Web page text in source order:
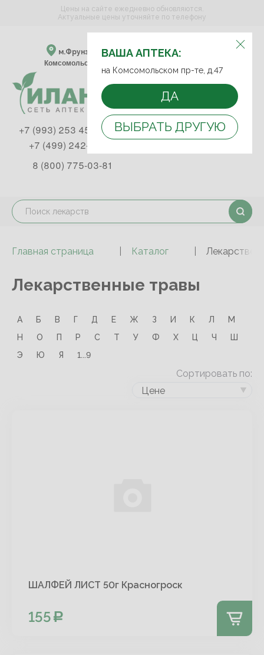
ВЫБЕРИТЕ АПТЕКУ:
м.Фрунзенская м.Спортивная
Комсомольский пр-т, д. 47
ВАША АПТЕКА:
на Комсомольском пр-те, д.47
ДА
ВЫБРАТЬ ДРУГУЮ
Цены на сайте ежедневно обновляются.
Актуальные цены уточняйте по телефону
+7 (993) 253 45 93
+7 (499) 242-90-85
8 (800) 775-03-81
Главная страница Каталог
Лекарственные травы
А Б В Г Д Е Ж З И К Л
М
Н
О П Р С Т У Ф Х Ц Ч
Ш
Э
Ю Я 1...9
Сортировать по:
Цене
ШАЛФЕЙ ЛИСТ 50г Красногроск
155